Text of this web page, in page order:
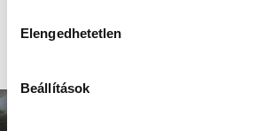
kiválasztása
Elengedhetetlen
Beállítások